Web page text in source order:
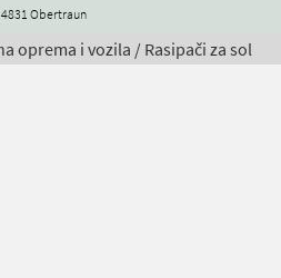
4831 Obertraun
oprema i vozila / Rasipači za sol